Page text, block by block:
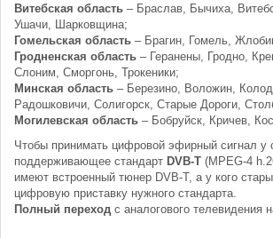
Витебская область – Браслав, Бычиха,
Ушачи, Шарковщина;
Гомельская область – Брагин, Гомель,
Гродненская область – Геранены, Гродно,
Слоним, Сморгонь, Трокеники;
Минская область – Березино, Воложин,
Радошковичи, Солигорск, Старые Дороги,
Могилевская область – Бобруйск, Кричев,
Чтобы принимать цифровой эфирный сигнал у
поддерживающее стандарт DVB-T (MPEG-4
имеют встроенный тюнер DVB-T, а у кого
цифровую приставку нужного стандарта.
Полный переход с аналогового телевидения